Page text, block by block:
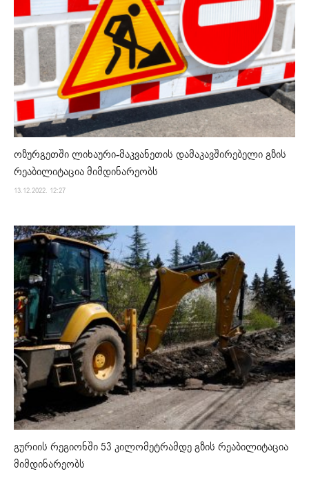
ოზურგეთში ლიხაური-მაკვანეთის დამაკავშირებელი გზის
რეაბილიტაცია მიმდინარეობს
13.12.2022. 12:27
გურიის რეგიონში 53 კილომეტრამდე გზის რეაბილიტაცია
მიმდინარეობს